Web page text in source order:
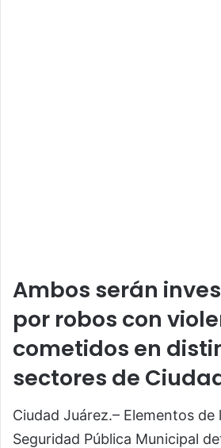
Ambos serán
por robos con
cometidos en
sectores de
Ciudad Juárez.– Elementos de
Seguridad Pública Municipal